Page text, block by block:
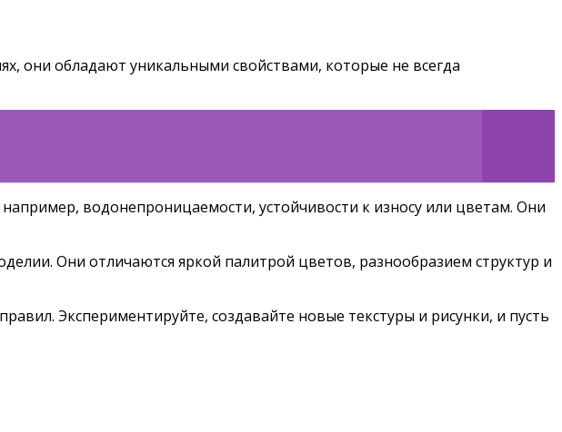
они обладают уникальными свойствами, которые не всегда
водонепроницаемости, устойчивости к износу или цветам. Они
Они отличаются яркой палитрой цветов, разнообразием структур и
Экспериментируйте, создавайте новые текстуры и рисунки, и пусть